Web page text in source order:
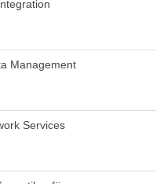
Management
Services